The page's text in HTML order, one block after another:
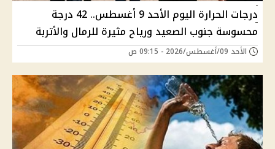
درجات الحرارة اليوم الأحد 9 أغسطس.. 42 درجة
محسوسة جنوب الصعيد ورياح مثيرة للرمال والأتربة
الأحد 09/أغسطس/2026 - 09:15 ص